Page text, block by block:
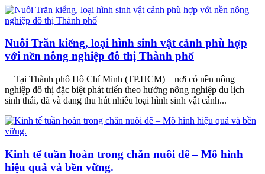
Nuôi Trăn kiểng, loại hình sinh vật cảnh phù hợp
với nền nông nghiệp đô thị Thành phố
Tại Thành phố Hồ Chí Minh (TP.HCM) – nơi có nền nông
nghiệp đô thị đặc biệt phát triển theo hướng nông nghiệp du lịch
sinh thái, đã và đang thu hút nhiều loại hình sinh vật cảnh...
Kinh tế tuần hoàn trong chăn nuôi dê – Mô hình
hiệu quả và bền vững.